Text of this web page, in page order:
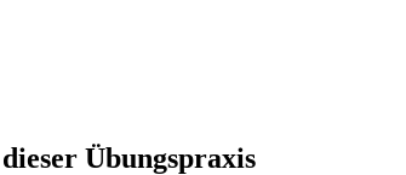
Übungspraxis